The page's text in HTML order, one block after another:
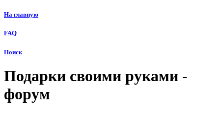
На главную
FAQ
Поиск
Подарки своими руками -
форум